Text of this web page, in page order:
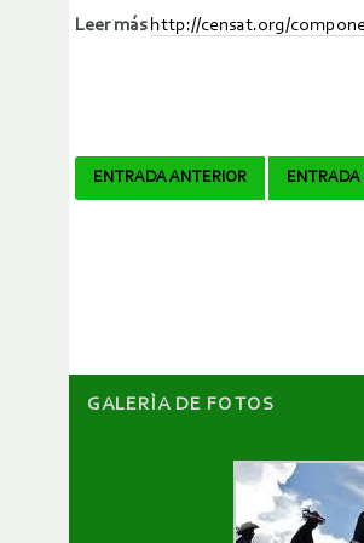
Leer más http://censat.org/
Navegador
ENTRADA ANTERIOR ENTRADA
GALERÌA DE FOTOS